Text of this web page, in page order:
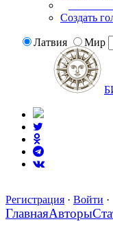
Создать
Латвия Мир
Регистрация · Войти ·
ГлавнаяАвторы